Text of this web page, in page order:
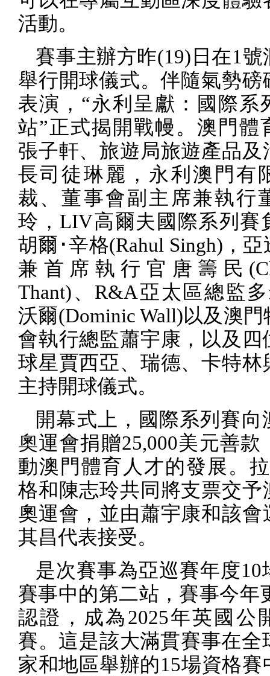
活動。
賽事主辦方昨(19) 日在1號
舉行開球儀式。伴隨氣勢磅
表演，“永利呈獻：國際系
站”正式揭開戰幔。澳門體
張子軒、旅遊局旅遊產品及
長司徒琳麗，永利澳門有
裁、董事會副主席兼執行
玲， LIV高爾夫國際系列賽
胡爾･辛格(Rahul Singh) ，
兼首席執行官唐籌民
Thant)、 R&A亞太區總監
沃爾(Dominic Wall)以及澳
會執行總監蕭宇康，以及四
球星賈西亞、瑞德、卡特林
主持開球儀式。
開幕式上，國際系列賽向
奧運會捐贈25,000美元善款
動澳門體育人才的發展。
格和陳志玲共同將支票交予
奧運會，並由蕭宇康和該會
其昌代表接受。
是次賽事為亞巡賽年度10
賽事中的第二站，賽事今年
認證，成為2025年英國公
賽。這是該大滿貫賽事在全
家和地區舉辦的15場資格賽